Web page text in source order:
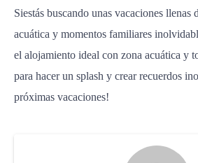
Siestás buscando unas vacaciones llenas
acuática y momentos familiares
el alojamiento ideal con zona acuática y
para hacer un splash y crear recuerdos
próximas vacaciones!